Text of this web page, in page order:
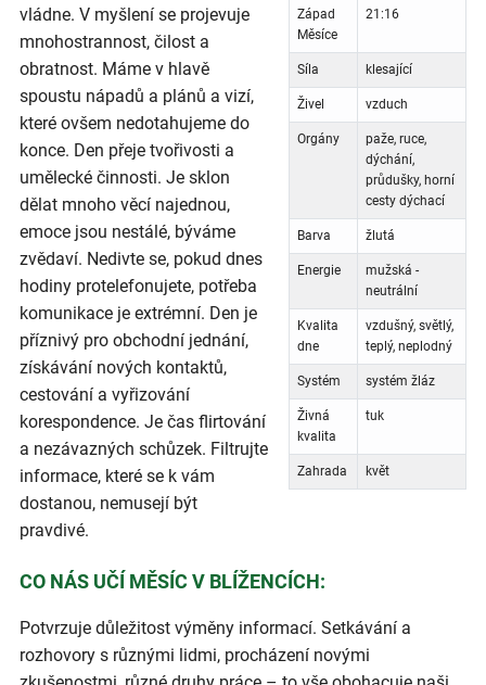
Západ
Měsíce
21:16
Síla klesající
Živel vzduch
Orgány
paže, ruce,
dýchání,
průdušky, horní
cesty dýchací
Barva žlutá
Energie
mužská -
neutrální
Kvalita
dne
vzdušný, světlý,
teplý, neplodný
Systém systém žláz
Živná
kvalita
tuk
Zahrada květ
vládne. V myšlení se projevuje
mnohostrannost, čilost a
obratnost. Máme v hlavě
spoustu nápadů a plánů a vizí,
které ovšem nedotahujeme do
konce. Den přeje tvořivosti a
umělecké činnosti. Je sklon
dělat mnoho věcí najednou,
emoce jsou nestálé, býváme
zvědaví. Nedivte se, pokud dnes
hodiny protelefonujete, potřeba
komunikace je extrémní. Den je
příznivý pro obchodní jednání,
získávání nových kontaktů,
cestování a vyřizování
korespondence. Je čas flirtování
a nezávazných schůzek. Filtrujte
informace, které se k vám
dostanou, nemusejí být
pravdivé.
CO NÁS UČÍ MĚSÍC V BLÍŽENCÍCH:
Potvrzuje důležitost výměny informací. Setkávání a
rozhovory s různými lidmi, procházení novými